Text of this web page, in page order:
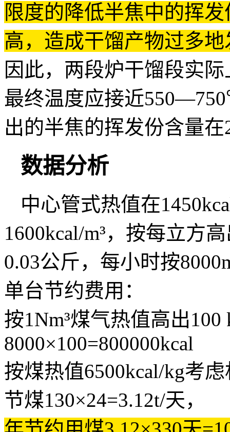
限度的降低半焦中的挥
高，造成干馏产物过多
因此，两段炉干馏段实
最终温度应接近
出的半焦的挥发份含量
数据分析
中心管式热值在
1600kcal/m³，按每立方
0.03公斤，每小时按
单台节约费用：
按1Nm³煤气热值高出
8000×100=800000kcal
按煤热值6500kcal/kg考
节煤130×24=3.12t/天，